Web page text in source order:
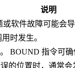
说明
软件故障可能会导
时发生。
BOUND 指令可确
位置时，通常